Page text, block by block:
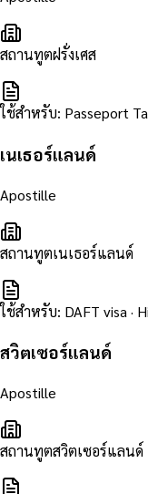
สถานทูตฝรั่งเศส
ใช้สำหรับ: Passeport
เนเธอร์แลนด์
Apostille
สถานทูตเนเธอร์แลนด์
ใช้สำหรับ: DAFT visa ·
สวิตเซอร์แลนด์
Apostille
สถานทูตสวิตเซอร์แลนด์